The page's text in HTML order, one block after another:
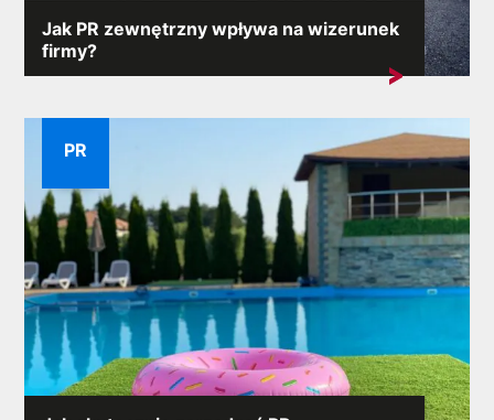
Jak PR zewnętrzny wpływa na wizerunek
firmy?
Reputacja firmy stanowi jeden z jej najcenniejszych
PR